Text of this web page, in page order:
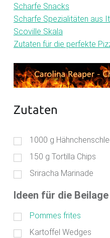
Scharfe Snacks
Scharfe Spezialitäten aus
Scoville Skala
Zutaten für die perfekte
Zutaten
1000 g
150 g Tortilla Chips
Sriracha Marinade
Ideen für die Beilage
Pommes frites
Kartoffel Wedges